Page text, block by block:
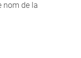
nom de la